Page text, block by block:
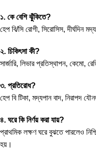
১. কে বেশি ঝুঁকিতে?
হেপ বি/সি রোগী, সিরোসিস, দীর্ঘদিন
২. চিকিৎসা কী?
সার্জারি, লিভার প্রতিস্থাপন, কেমো,
৩. প্রতিরোধ?
হেপ বি টিকা, মদ্যপান বাদ, নিরাপদ
৪. ঘরে কি নির্ণয় করা যায়?
প্রাথমিক লক্ষণ ঘরে বুঝতে পারলেও
হয়।